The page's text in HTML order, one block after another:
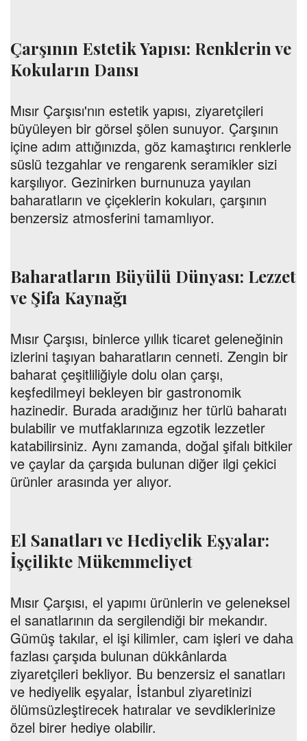
Çarşının Estetik Yapısı: Renklerin ve
Kokuların Dansı
Mısır Çarşısı'nın estetik yapısı, ziyaretçileri
büyüleyen bir görsel şölen sunuyor. Çarşının
içine adım attığınızda, göz kamaştırıcı renklerle
süslü tezgahlar ve rengarenk seramikler sizi
karşılıyor. Gezinirken burnunuza yayılan
baharatların ve çiçeklerin kokuları, çarşının
benzersiz atmosferini tamamlıyor.
Baharatların Büyülü Dünyası: Lezzet
ve Şifa Kaynağı
Mısır Çarşısı, binlerce yıllık ticaret geleneğinin
izlerini taşıyan baharatların cenneti. Zengin bir
baharat çeşitliliğiyle dolu olan çarşı,
keşfedilmeyi bekleyen bir gastronomik
hazinedir. Burada aradığınız her türlü baharatı
bulabilir ve mutfaklarınıza egzotik lezzetler
katabilirsiniz. Aynı zamanda, doğal şifalı bitkiler
ve çaylar da çarşıda bulunan diğer ilgi çekici
ürünler arasında yer alıyor.
El Sanatları ve Hediyelik Eşyalar:
İşçilikte Mükemmeliyet
Mısır Çarşısı, el yapımı ürünlerin ve geleneksel
el sanatlarının da sergilendiği bir mekandır.
Gümüş takılar, el işi kilimler, cam işleri ve daha
fazlası çarşıda bulunan dükkânlarda
ziyaretçileri bekliyor. Bu benzersiz el sanatları
ve hediyelik eşyalar, İstanbul ziyaretinizi
ölümsüzleştirecek hatıralar ve sevdiklerinize
özel birer hediye olabilir.